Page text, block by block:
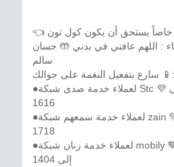
👈 في هذا الفيديو ستجد دعاءً خاصاً يستحق أن يكون كول تون
: اللهم عافني في بدني 🤲 حسان
سالم
سارع بتفعيل النغمة على جوالك 📱:
●لعملاء خدمة صدى شبكة Stc 💜 إرسل الكود 1172133 إلى
1616
●لعملاء خدمة سمعهم شبكة zain 💚 إرسل الكود 154096 إلى
1718
●لعملاء خدمة رنان شبكة mobily 💙 إرسل الكود 1025221
إلى 1404